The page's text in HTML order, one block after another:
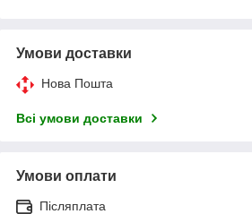
Умови доставки
Нова Пошта
Всі умови доставки
Умови оплати
Післяплата